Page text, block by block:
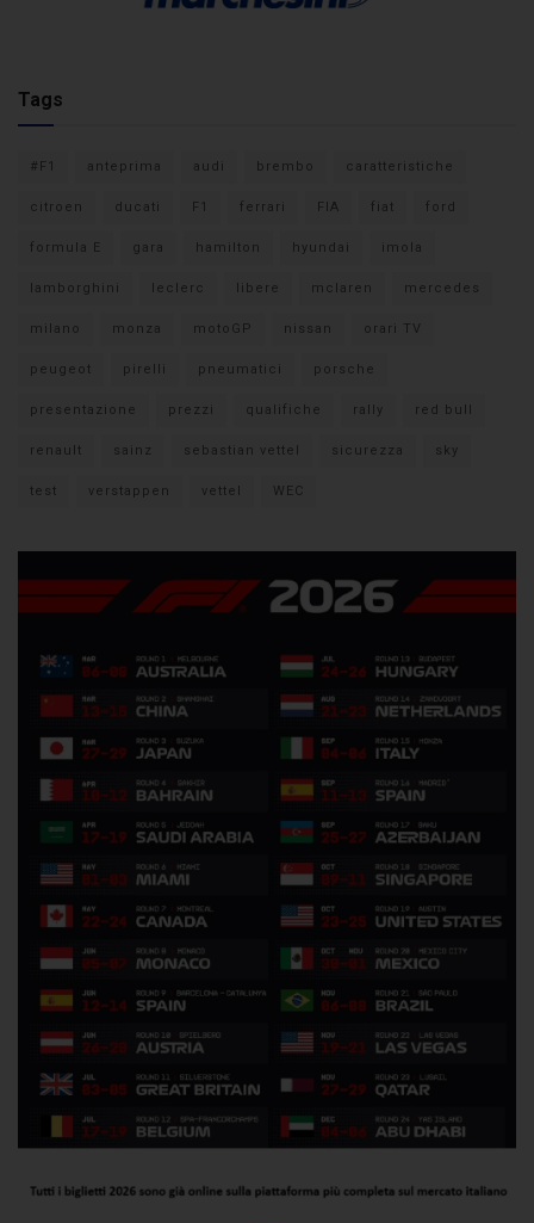
Tags
#F1 anteprima audi brembo caratteristiche
citroen ducati F1 ferrari FIA fiat ford
formula E gara hamilton hyundai imola
lamborghini leclerc libere mclaren mercedes
milano monza motoGP nissan orari TV
peugeot pirelli pneumatici porsche
presentazione prezzi qualifiche rally red bull
renault sainz sebastian vettel sicurezza sky
test verstappen vettel WEC